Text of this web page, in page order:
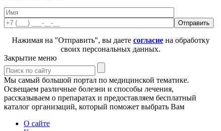
Нажимая на "Отправить", вы даете согласиена обработку
своих персональных данных.
Закрытие меню
Мы самый большой портал по медицинской тематике.
Освещаем различные болезни и способы лечения,
рассказываем о препаратах и предоставляем бесплатный
каталог организаций, который поможет выбрать Вам
О сайте